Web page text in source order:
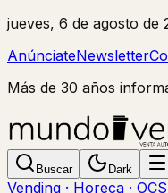
jueves, 6 de agosto de
AnúnciateNewsletter
Más de 30 años
Buscar Dark
Vending · Horeca · OCS